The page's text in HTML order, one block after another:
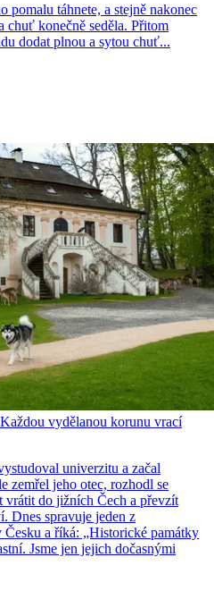
táhnete, a stejně nakonec
chuť konečně seděla. Přitom
dodat plnou a sytou chuť...
vydělanou korunu vrací
univerzitu a začal
zemřel jeho otec, rozhodl se
vrátit do jižních Čech a převzít
Dnes spravuje jeden z
a říká: „Historické památky
Jsme jen jejich dočasnými